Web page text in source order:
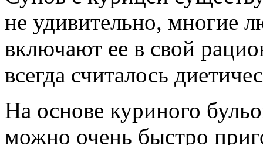
не удивительно, многие
включают ее в свой
всегда считалось
На основе куриного
можно очень быстро